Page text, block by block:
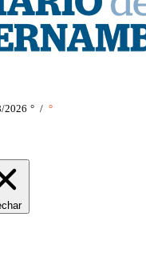
2026 ° / °